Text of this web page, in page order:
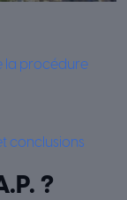
la procédure
conclusions
?